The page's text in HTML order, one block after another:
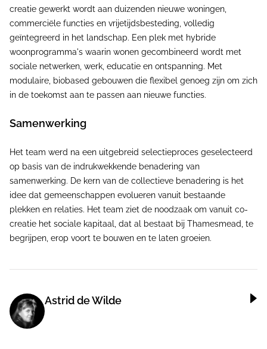
creatie gewerkt wordt aan duizenden nieuwe woningen,
commerciële functies en vrijetijdsbesteding, volledig
geïntegreerd in het landschap. Een plek met hybride
woonprogramma's waarin wonen gecombineerd wordt met
sociale netwerken, werk, educatie en ontspanning. Met
modulaire, biobased gebouwen die flexibel genoeg zijn om zich
in de toekomst aan te passen aan nieuwe functies.
Samenwerking
Het team werd na een uitgebreid selectieproces geselecteerd
op basis van de indrukwekkende benadering van
samenwerking. De kern van de collectieve benadering is het
idee dat gemeenschappen evolueren vanuit bestaande
plekken en relaties. Het team ziet de noodzaak om vanuit co-
creatie het sociale kapitaal, dat al bestaat bij Thamesmead, te
begrijpen, erop voort te bouwen en te laten groeien.
Astrid de Wilde